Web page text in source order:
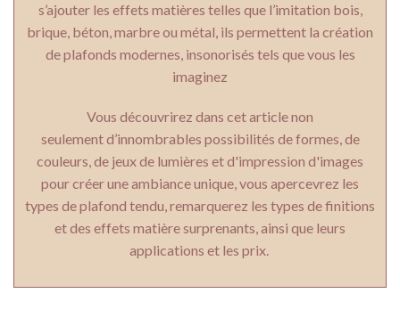
s’ajouter les effets matières telles que l’imitation bois,
brique, béton, marbre ou métal, ils permettent la création
de plafonds modernes, insonorisés tels que vous les
imaginez
Vous découvrirez dans cet article non
seulement d’innombrables possibilités de formes, de
couleurs, de jeux de lumières et d'impression d'images
pour créer une ambiance unique, vous apercevrez les
types de plafond tendu, remarquerez les types de finitions
et des effets matière surprenants, ainsi que leurs
applications et les prix.